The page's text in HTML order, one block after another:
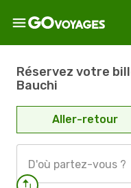
Réservez votre
Bauchi
Aller-retour
D'où partez-vous ?